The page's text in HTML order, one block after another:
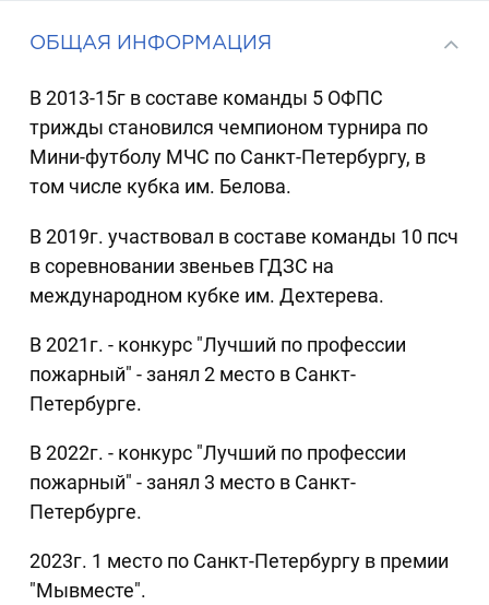
ОБЩАЯ ИНФОРМАЦИЯ
В 2013-15г в составе команды 5 ОФПС
трижды становился чемпионом турнира по
Мини-футболу МЧС по Санкт-Петербургу, в
том числе кубка им. Белова.
В 2019г. участвовал в составе команды 10 псч
в соревновании звеньев ГДЗС на
международном кубке им. Дехтерева.
В 2021г. - конкурс "Лучший по профессии
пожарный" - занял 2 место в Санкт-
Петербурге.
В 2022г. - конкурс "Лучший по профессии
пожарный" - занял 3 место в Санкт-
Петербурге.
2023г. 1 место по Санкт-Петербургу в премии
"Мывместе".